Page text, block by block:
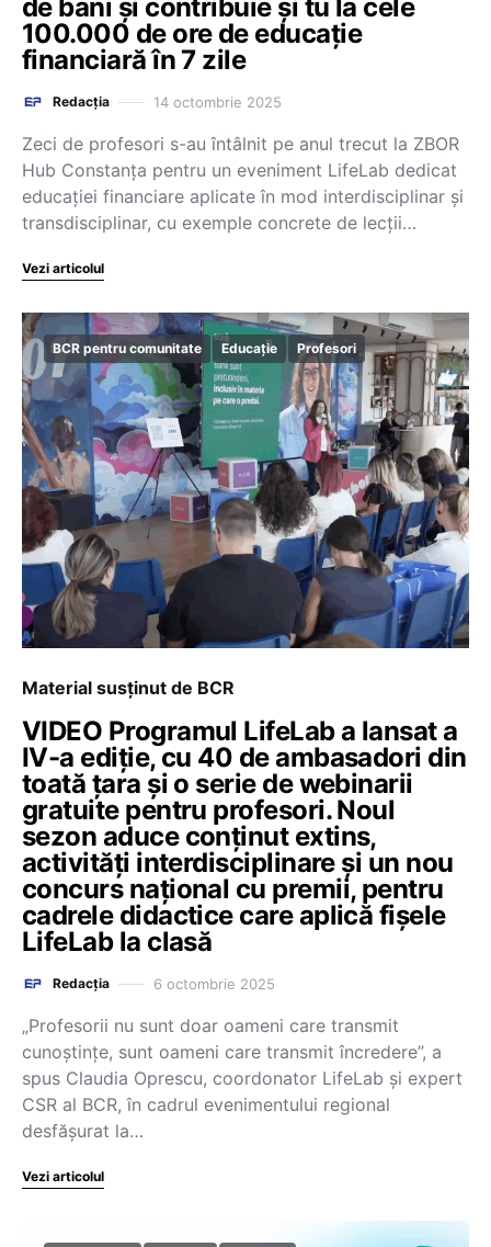
de bani și contribuie și tu la cele
100.000 de ore de educație
financiară în 7 zile
Redacția 14 octombrie 2025
Zeci de profesori s-au întâlnit pe anul trecut la ZBOR
Hub Constanța pentru un eveniment LifeLab dedicat
educației financiare aplicate în mod interdisciplinar și
transdisciplinar, cu exemple concrete de lecții…
Vezi articolul
BCR pentru comunitate Educație Profesori
Material susținut de BCR
VIDEO Programul LifeLab a lansat a
IV-a ediție, cu 40 de ambasadori din
toată țara și o serie de webinarii
gratuite pentru profesori. Noul
sezon aduce conținut extins,
activități interdisciplinare și un nou
concurs național cu premii, pentru
cadrele didactice care aplică fișele
LifeLab la clasă
Redacția 6 octombrie 2025
„Profesorii nu sunt doar oameni care transmit
cunoștințe, sunt oameni care transmit încredere”, a
spus Claudia Oprescu, coordonator LifeLab și expert
CSR al BCR, în cadrul evenimentului regional
desfășurat la…
Vezi articolul